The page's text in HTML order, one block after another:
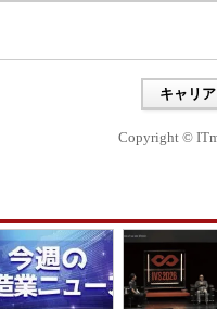
キャリア
Copyright ©